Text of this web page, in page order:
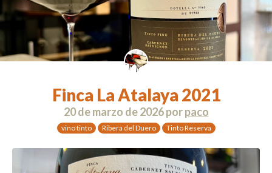
Finca La Atalaya 2021
20 de marzo de 2026porpaco
vino tinto Ribera del Duero Tinto Reserva